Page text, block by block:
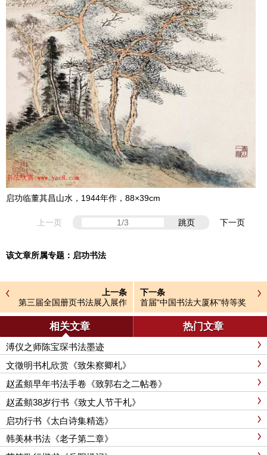
启功临董其昌山水，1944年作，88×39cm
上一页 跳页 下一页
该文章所属专题： 启功书法
上一条
第三届全国册页书法展入展作
品选刊
下一条
首届“中国书法大厦杯”特等奖
作品
相关文章 热门文章
溥仪之师陈宝琛书法墨迹
文徵明书札欣赏《致朱察卿札》
赵孟頫早年书法手卷《致郭右之二帖卷》
赵孟頫38岁行书《致丈人节干札》
启功行书《太白诗集精选》
韩美林书法《老子第二章》